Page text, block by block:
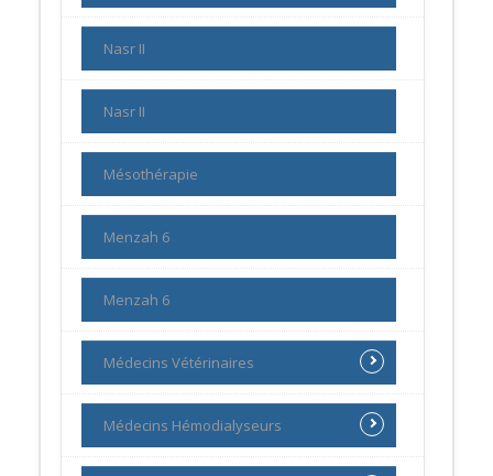
Nasr II
Nasr II
Mésothérapie
Menzah 6
Menzah 6
Médecins Vétérinaires
Médecins Hémodialyseurs